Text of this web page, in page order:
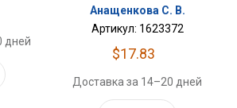
дней
Анащенкова С. В.
Артикул: 1623372
$17.83
Доставка за 14–20 дней